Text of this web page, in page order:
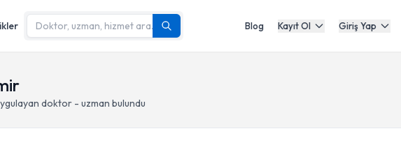
Blog Kayıt Ol Giriş Yap
doktor - uzman bulundu